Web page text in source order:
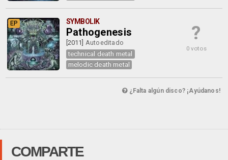
EP SYMBOLIK
Pathogenesis
[2011] Autoeditado
technical death metal
melodic death metal
?
0 votos
¿Falta algún disco? ¡Ayúdanos!
COMPARTE